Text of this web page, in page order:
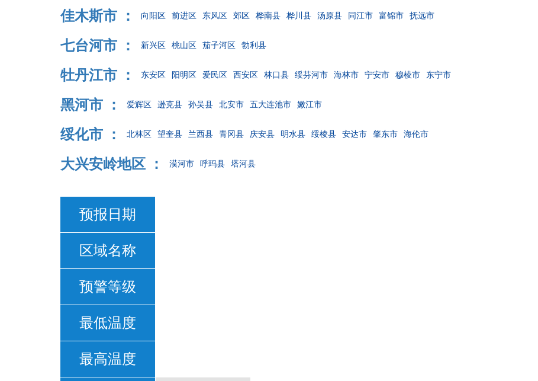
佳木斯市 ： 向阳区 前进区 东风区 郊区 桦南县 桦川县 汤原县 同江市 富锦市 抚远市
七台河市 ： 新兴区 桃山区 茄子河区 勃利县
牡丹江市 ： 东安区 阳明区 爱民区 西安区 林口县 绥芬河市 海林市 宁安市 穆棱市 东宁市
黑河市 ： 爱辉区 逊克县 孙吴县 北安市 五大连池市 嫩江市
绥化市 ： 北林区 望奎县 兰西县 青冈县 庆安县 明水县 绥棱县 安达市 肇东市 海伦市
大兴安岭地区 ： 漠河市 呼玛县 塔河县
预报日期
区域名称
预警等级
最低温度
最高温度